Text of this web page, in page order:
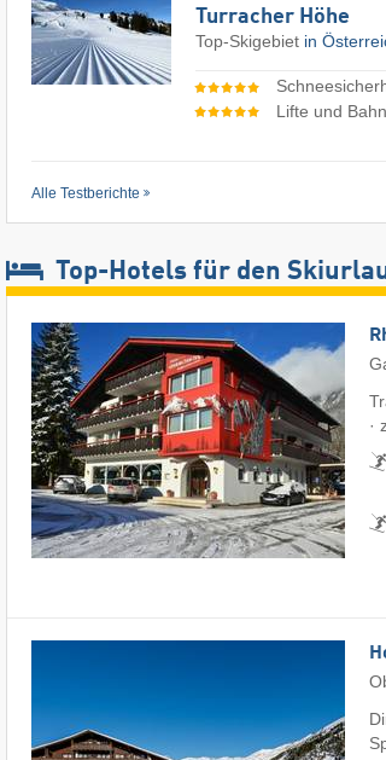
Turracher Höhe
Top-Skigebiet in
Lifte und
Alle Testberichte
Top-Hotels für den
·